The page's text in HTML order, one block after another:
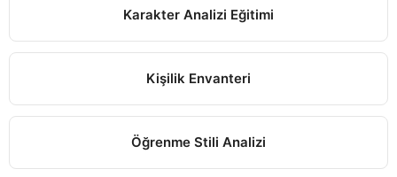
Karakter Analizi Eğitimi
Kişilik Envanteri
Öğrenme Stili Analizi